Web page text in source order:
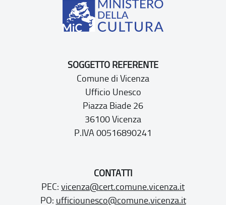
SOGGETTO REFERENTE
Comune di Vicenza
Ufficio Unesco
Piazza Biade 26
36100 Vicenza
P.IVA 00516890241
CONTATTI
PEC: vicenza@cert.comune.vicenza.it
PO: ufficiounesco@comune.vicenza.it